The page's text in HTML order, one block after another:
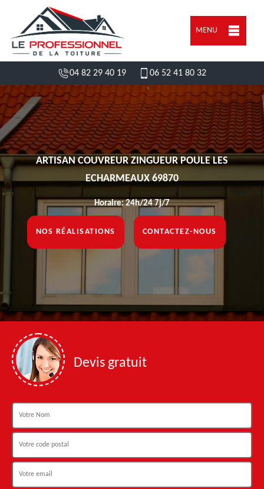
MENU
04 82 29 40 19 06 52 41 80 32
ARTISAN COUVREUR ZINGUEUR POULE LES
ECHARMEAUX 69870
Horaire: 24h/24 7j/7
NOS RÉALISATIONS CONTACTEZ-NOUS
Devis gratuit